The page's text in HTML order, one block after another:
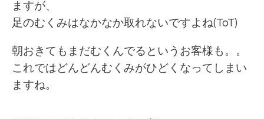
ますが、
足のむくみはなかなか取れないですよね(ToT)
朝おきてもまだむくんでるというお客様も。。
これではどんどんむくみがひどくなってしまい
ますね。